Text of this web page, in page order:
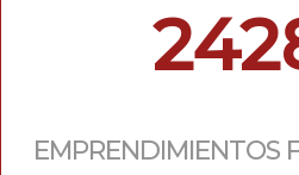
EMPRENDIMIENTOS